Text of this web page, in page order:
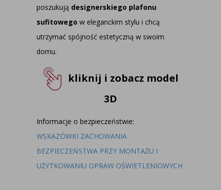
poszukują designerskiego plafonu
sufitowego w eleganckim stylu i chcą
utrzymać spójność estetyczną w swoim
domu.
kliknij i zobacz model
3D
Informacje o bezpieczeństwie:
WSKAZÓWKI ZACHOWANIA
BEZPIECZEŃSTWA PRZY MONTAŻU I
UŻYTKOWANIU OPRAW OŚWIETLENIOWYCH